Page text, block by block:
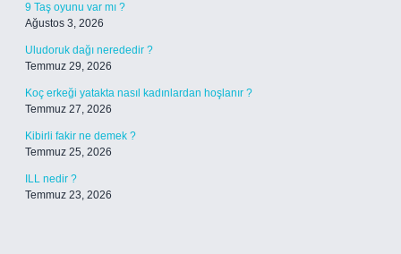
9 Taş oyunu var mı ?
Ağustos 3, 2026
Uludoruk dağı nerededir ?
Temmuz 29, 2026
Koç erkeği yatakta nasıl kadınlardan hoşlanır ?
Temmuz 27, 2026
Kibirli fakir ne demek ?
Temmuz 25, 2026
ILL nedir ?
Temmuz 23, 2026